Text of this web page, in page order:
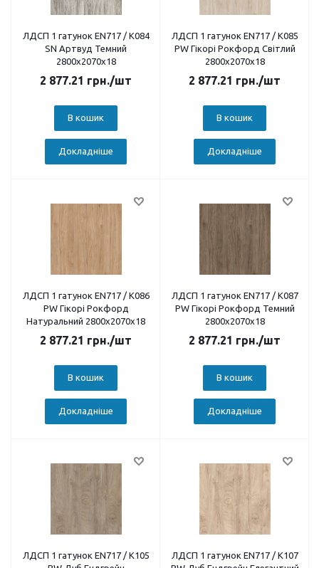
ЛДСП 1 гатунок EN717 / K084
SN Артвуд Темний
2800х2070х18
2 877.21 грн./шт
В кошик
Докладніше
ЛДСП 1 гатунок EN717 / K085
PW Гікорі Рокфорд Світлий
2800х2070х18
2 877.21 грн./шт
В кошик
Докладніше
ЛДСП 1 гатунок EN717 / K086
PW Гікорі Рокфорд
Натуральний 2800х2070х18
2 877.21 грн./шт
В кошик
Докладніше
ЛДСП 1 гатунок EN717 / K087
PW Гікорі Рокфорд Темний
2800х2070х18
2 877.21 грн./шт
В кошик
Докладніше
ЛДСП 1 гатунок EN717 / K105
ЛДСП 1 гатунок EN717 / K107